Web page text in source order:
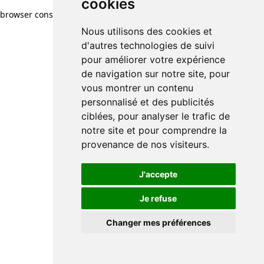
cookies
Nous utilisons des cookies et
d'autres technologies de suivi
pour améliorer votre expérience
de navigation sur notre site, pour
vous montrer un contenu
personnalisé et des publicités
ciblées, pour analyser le trafic de
notre site et pour comprendre la
provenance de nos visiteurs.
J'accepte
Je refuse
Changer mes préférences
browser console for more information)